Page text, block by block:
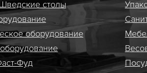
столы
оборудование
Фуд